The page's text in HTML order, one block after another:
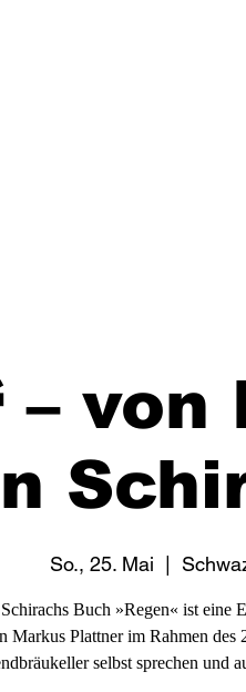
–
So., 25. Mai
Buch »Regen« ist eine
Markus Plattner im Rahmen des
selbst sprechen und